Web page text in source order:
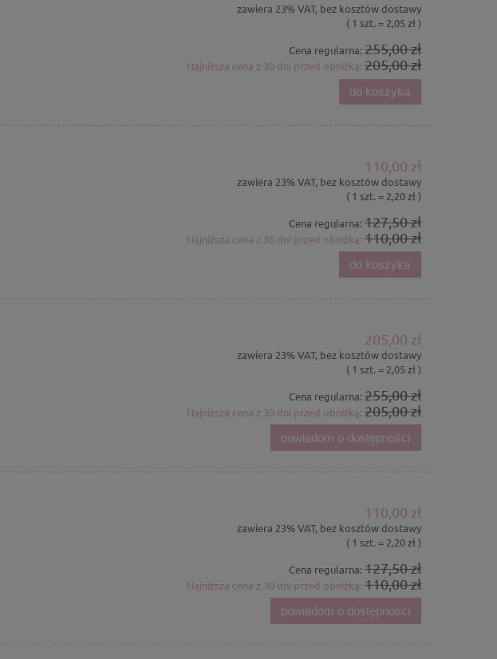
zawiera 23% VAT, bez kosztów dostawy
( 1 szt. = 2,05 zł )
Cena regularna: 255,00 zł
Najniższa cena z 30 dni przed obniżką: 205,00 zł
do koszyka
110,00 zł
zawiera 23% VAT, bez kosztów dostawy
( 1 szt. = 2,20 zł )
Cena regularna: 127,50 zł
Najniższa cena z 30 dni przed obniżką: 110,00 zł
do koszyka
205,00 zł
zawiera 23% VAT, bez kosztów dostawy
( 1 szt. = 2,05 zł )
Cena regularna: 255,00 zł
Najniższa cena z 30 dni przed obniżką: 205,00 zł
powiadom o dostępności
110,00 zł
zawiera 23% VAT, bez kosztów dostawy
( 1 szt. = 2,20 zł )
Cena regularna: 127,50 zł
Najniższa cena z 30 dni przed obniżką: 110,00 zł
powiadom o dostępności